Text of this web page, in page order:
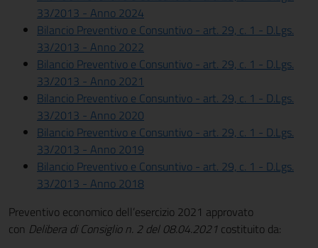
33/2013 - Anno 2024
Bilancio Preventivo e Consuntivo - art. 29, c. 1 - D.Lgs.
33/2013 - Anno 2022
Bilancio Preventivo e Consuntivo - art. 29, c. 1 - D.Lgs.
33/2013 - Anno 2021
Bilancio Preventivo e Consuntivo - art. 29, c. 1 - D.Lgs.
33/2013 - Anno 2020
Bilancio Preventivo e Consuntivo - art. 29, c. 1 - D.Lgs.
33/2013 - Anno 2019
Bilancio Preventivo e Consuntivo - art. 29, c. 1 - D.Lgs.
33/2013 - Anno 2018
Preventivo economico dell’esercizio 2021 approvato
con Delibera di Consiglio n. 2 del 08.04.2021 costituito da: